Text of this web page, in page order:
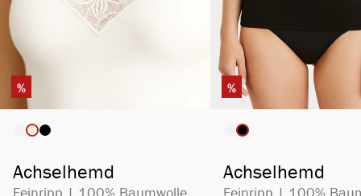
%
Artikelfarbe
Achselhemd
Feinripp | 100% Baumwolle
%
Artikelfarbe
Achselhemd
Feinripp | 100%